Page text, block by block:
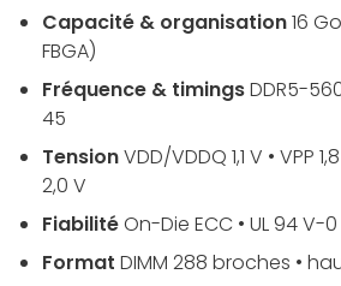
Capacité & organisation16
FBGA)
Fréquence & timingsDDR5-
45
TensionVDD/VDDQ 1,1 V • VPP
2,0 V
FiabilitéOn-Die ECC • UL 94 V-0
Format DIMM 288 broches •